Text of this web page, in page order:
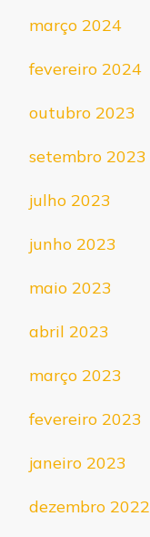
março 2024
fevereiro 2024
outubro 2023
setembro 2023
julho 2023
junho 2023
maio 2023
abril 2023
março 2023
fevereiro 2023
janeiro 2023
dezembro 2022